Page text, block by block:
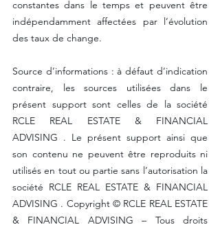
constantes dans le temps et peuvent être
indépendamment affectées par l’évolution
des taux de change.
Source d’informations : à défaut d’indication
contraire, les sources utilisées dans le
présent support sont celles de la société
RCLE REAL ESTATE & FINANCIAL
ADVISING . Le présent support ainsi que
son contenu ne peuvent être reproduits ni
utilisés en tout ou partie sans l’autorisation la
société RCLE REAL ESTATE & FINANCIAL
ADVISING . Copyright © RCLE REAL ESTATE
& FINANCIAL ADVISING – Tous droits